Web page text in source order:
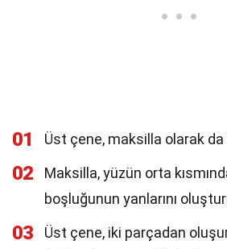
01 Üst çene, maksilla olarak da
02
Maksilla, yüzün orta
boşluğunun yanlarını
03
Üst çene, iki parçadan